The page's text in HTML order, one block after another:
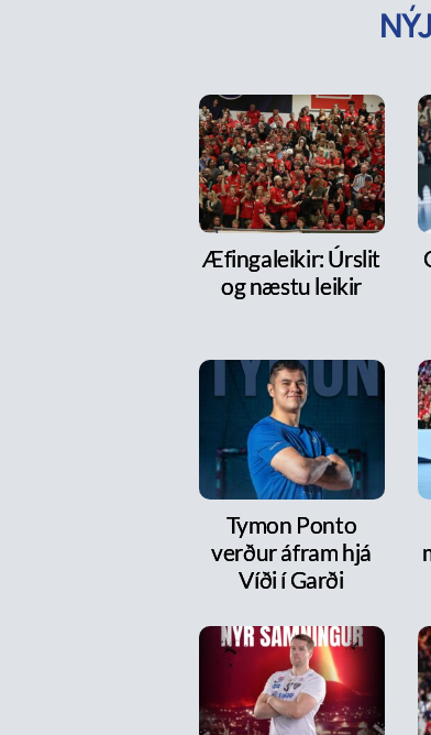
Æfingaleikir: Úrslit
og næstu leikir
Tymon Ponto
verður áfram hjá
Víði í Garði